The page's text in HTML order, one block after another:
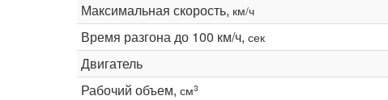
Максимальная скорость, км/ч
Время разгона до 100 км/ч, сек
Двигатель
Рабочий объем, см3